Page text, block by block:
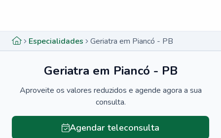
Especialidades Geriatra em Piancó - PB
Geriatra em Piancó - PB
Aproveite os valores reduzidos e agende agora a sua
consulta.
Agendar teleconsulta